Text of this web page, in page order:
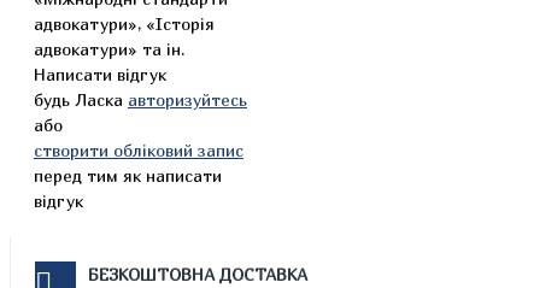
адвокатури», «Історія
адвокатури» та ін.
Написати відгук
будь Ласка авторизуйтесь
або
створити обліковий запис
перед тим як написати
відгук
БЕЗКОШТОВНА ДОСТАВКА